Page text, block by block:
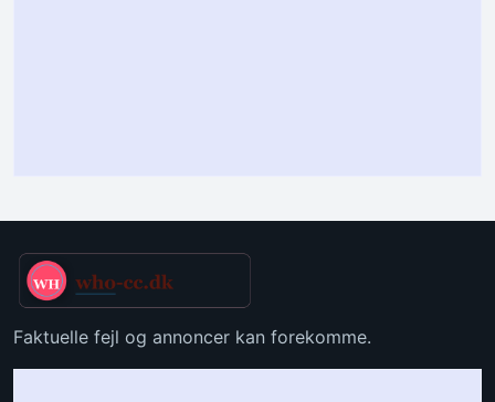
Faktuelle fejl og annoncer kan forekomme.